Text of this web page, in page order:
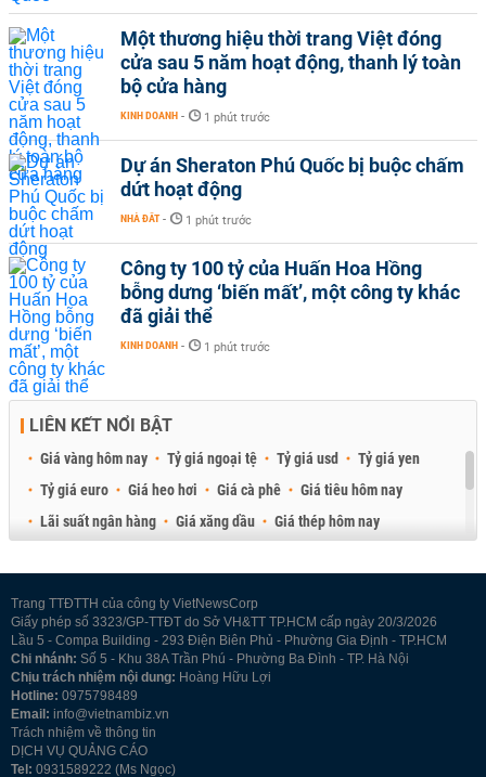
Một thương hiệu thời trang Việt đóng
cửa sau 5 năm hoạt động, thanh lý toàn
bộ cửa hàng
KINH DOANH - 1 phút trước
Dự án Sheraton Phú Quốc bị buộc chấm
dứt hoạt động
NHÀ ĐẤT - 1 phút trước
Công ty 100 tỷ của Huấn Hoa Hồng
bỗng dưng ‘biến mất’, một công ty khác
đã giải thể
KINH DOANH - 1 phút trước
LIÊN KẾT NỔI BẬT
Giá vàng hôm nay Tỷ giá ngoại tệ Tỷ giá usd
Tỷ giá yen
Tỷ giá euro
Giá heo hơi Giá cà phê
Giá tiêu hôm nay
Lãi suất ngân hàng
Giá xăng dầu
Giá thép hôm nay
Trang TTĐTTH của công ty VietNewsCorp
Giấy phép số 3323/GP-TTĐT do Sở VH&TT TP.HCM cấp ngày 20/3/2026
Lầu 5 - Compa Building - 293 Điện Biên Phủ - Phường Gia Định - TP.HCM
Chi nhánh: Số 5 - Khu 38A Trần Phú - Phường Ba Đình - TP. Hà Nội
Chịu trách nhiệm nội dung: Hoàng Hữu Lợi
Hotline: 0975798489
Email: info@vietnambiz.vn
Trách nhiệm về thông tin
DỊCH VỤ QUẢNG CÁO
Tel: 0931589222 (Ms Ngọc)